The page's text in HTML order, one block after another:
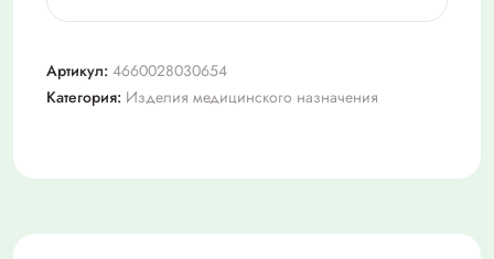
Артикул: 4660028030654
Категория: Изделия медицинского назначения